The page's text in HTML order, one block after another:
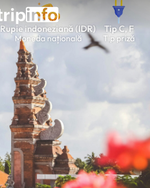
Rupie indoneziană (IDR)
Moneda națională
Tip C, F
Tip priză